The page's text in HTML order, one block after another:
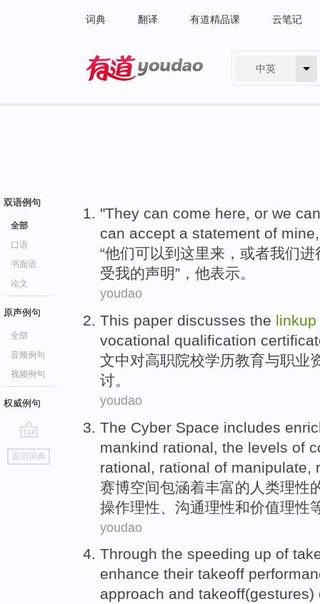
词典 翻译 有道精品课 云笔记
中英
双语例句
全部
口语
书面语
论文
原声例句
全部
音频例句
视频例句
权威例句
go
top
返回词典
"They can come here, or we can
can accept a statement of mine
“他们可以到 这里来， 或者我们进
受我的声明”， 他表示。
youdao
This paper discusses the linkup
vocational qualification
文中对高职院校学历教育与职业
讨。
youdao
The Cyber Space includes
mankind rational , the levels of
rational, rational of manipulate
赛博空间包涵着丰富的 人类理性
操作理性、沟通理性和价值理性
youdao
Through the speeding up of
enhance their takeoff
approach and